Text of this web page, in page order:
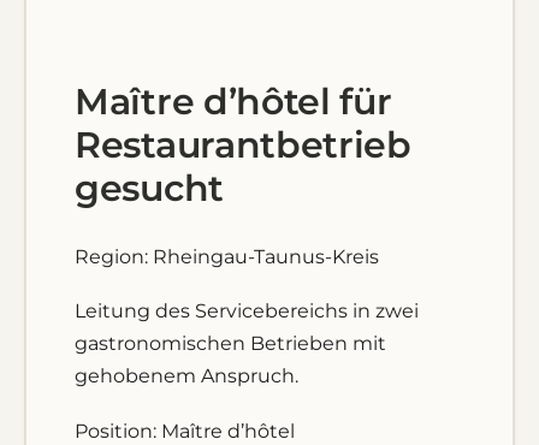
Maître d’hôtel für
Restaurantbetrieb
gesucht
Region: Rheingau-Taunus-Kreis
Leitung des Servicebereichs in zwei
gastronomischen Betrieben mit
gehobenem Anspruch.
Position: Maître d’hôtel